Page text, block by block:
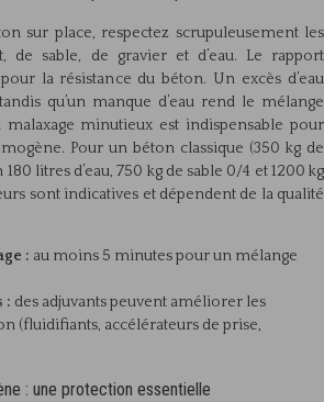
sur place, respectez scrupuleusement les
de sable, de gravier et d’eau. Le rapport
la résistance du béton. Un excès d’eau
qu’un manque d’eau rend le mélange
minutieux est indispensable pour
Pour un béton classique (350 kg de
litres d’eau, 750 kg de sable 0/4 et 1200 kg
sont indicatives et dépendent de la qualité
: au moins 5 minutes pour un mélange
: des adjuvants peuvent améliorer les
(fluidifiants, accélérateurs de prise,
: une protection essentielle